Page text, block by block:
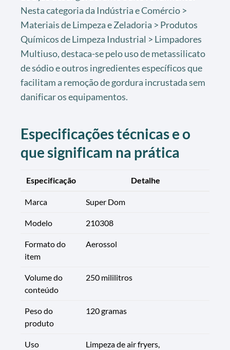
Nesta categoria da Indústria e Comércio >
Materiais de Limpeza e Zeladoria > Produtos
Químicos de Limpeza Industrial > Limpadores
Multiuso, destaca-se pelo uso de metassilicato
de sódio e outros ingredientes específicos que
facilitam a remoção de gordura incrustada sem
danificar os equipamentos.
Especificações técnicas e o
que significam na prática
Especificação Detalhe
Marca Super Dom
Modelo 210308
Formato do
item
Aerossol
Volume do
conteúdo
250 mililitros
Peso do
produto
120 gramas
Uso
Limpeza de air fryers,